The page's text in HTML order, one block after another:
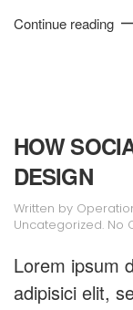
Continue reading
HOW
DESIGN
Written by
Uncategorized. No
Lorem ipsum
adipisici elit,